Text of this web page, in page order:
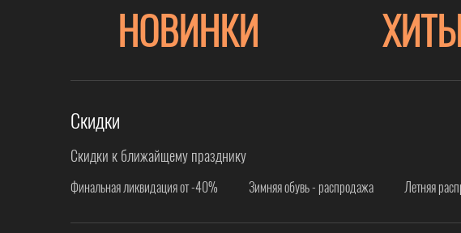
НОВИНКИ
Скидки
Скидки к ближайщему празднику
Финальная ликвидация от -40% Зимняя обувь - распродажа Летняя